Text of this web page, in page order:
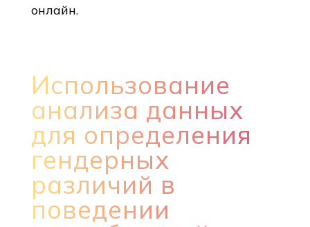
онлайн.
Использование
анализа данных
для определения
гендерных
различий в
поведении